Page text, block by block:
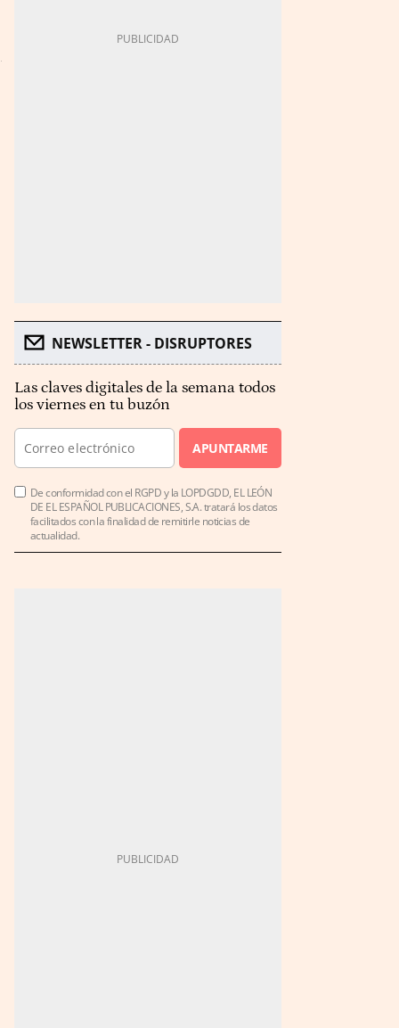
NEWSLETTER - DISRUPTORES
Las claves digitales de la semana todos
los viernes en tu buzón
APUNTARME
De conformidad con el RGPD y la LOPDGDD, EL LEÓN
DE EL ESPAÑOL PUBLICACIONES, S.A. tratará los datos
facilitados con la finalidad de remitirle noticias de
actualidad.